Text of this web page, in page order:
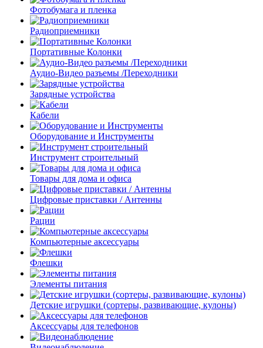
Фотобумага и пленка
Радиоприемники
Портативные Колонки
Аудио-Видео разъемы /Переходники
Зарядные устройства
Кабели
Оборудование и Инструменты
Инструмент строительный
Товары для дома и офиса
Цифровые приставки / Антенны
Рации
Компьютерные аксессуары
Флешки
Элементы питания
Детские игрушки (сортеры, развивающие, кулоны)
Аксессуары для телефонов